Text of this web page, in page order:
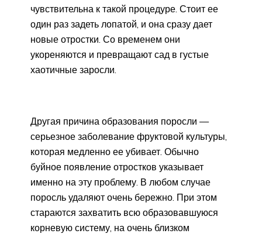
чувствительна к такой процедуре. Стоит ее
один раз задеть лопатой, и она сразу дает
новые отростки. Со временем они
укореняются и превращают сад в густые
хаотичные заросли.
Другая причина образования поросли —
серьезное заболевание фруктовой культуры,
которая медленно ее убивает. Обычно
буйное появление отростков указывает
именно на эту проблему. В любом случае
поросль удаляют очень бережно. При этом
стараются захватить всю образовавшуюся
корневую систему, на очень близком